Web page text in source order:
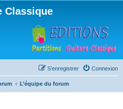
Classique
Connexion
S’enregistrer
L’équipe du forum